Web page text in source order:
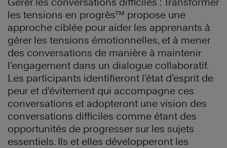
les tensions en progrès™ propose une
approche ciblée pour aider les apprenants à
gérer les tensions émotionnelles, et à mener
des conversations de manière à maintenir
l’engagement dans un dialogue collaboratif.
Les participants identifieront l’état d’esprit de
peur et d’évitement qui accompagne ces
conversations et adopteront une vision des
conversations difficiles comme étant des
opportunités de progresser sur les sujets
essentiels. Ils et elles développeront les